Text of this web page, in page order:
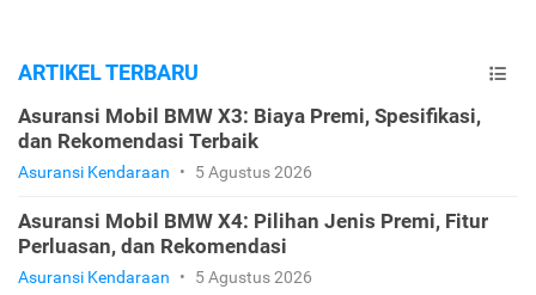
ARTIKEL TERBARU
Asuransi Mobil BMW X3: Biaya Premi, Spesifikasi,
dan Rekomendasi Terbaik
Asuransi Kendaraan • 5 Agustus 2026
Asuransi Mobil BMW X4: Pilihan Jenis Premi, Fitur
Perluasan, dan Rekomendasi
Asuransi Kendaraan • 5 Agustus 2026